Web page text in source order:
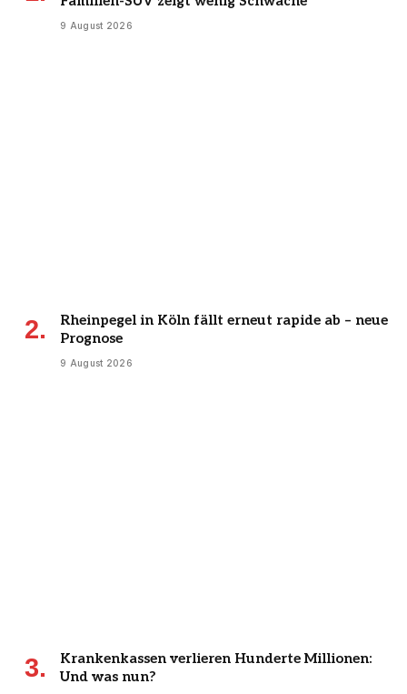
9 August 2026
Rheinpegel in Köln fällt erneut rapide ab – neue
Prognose
9 August 2026
Krankenkassen verlieren Hunderte Millionen:
Und was nun?